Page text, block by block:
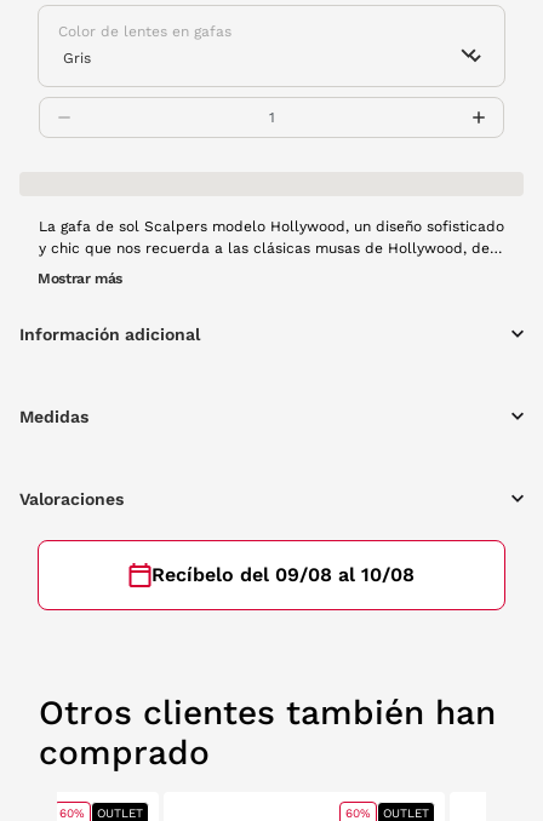
Color de lentes en gafas
La gafa de sol Scalpers modelo Hollywood, un diseño sofisticado
y chic que nos recuerda a las clásicas musas de Hollywood, de
ahí su nombre. Un modelo de pasta en color negro que se
Mostrar más
Información adicional
Medidas
Valoraciones
Recíbelo del 09/08 al 10/08
Otros clientes también han
comprado
60% OUTLET 60% OUTLET